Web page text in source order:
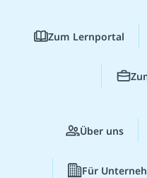
Zum Lernportal
Über uns
Für